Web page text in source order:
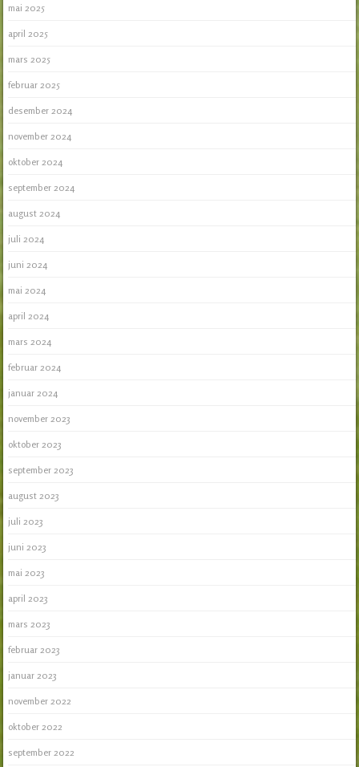
mai 2025
april 2025
mars 2025
februar 2025
desember 2024
november 2024
oktober 2024
september 2024
august 2024
juli 2024
juni 2024
mai 2024
april 2024
mars 2024
februar 2024
januar 2024
november 2023
oktober 2023
september 2023
august 2023
juli 2023
juni 2023
mai 2023
april 2023
mars 2023
februar 2023
januar 2023
november 2022
oktober 2022
september 2022